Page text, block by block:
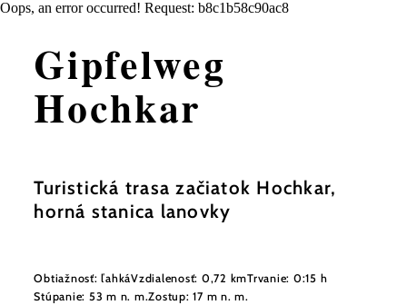
Oops, an error occurred! Request: b8c1b58c90ac8
Gipfelweg
Hochkar
Turistická trasa začiatok Hochkar,
horná stanica lanovky
Obtiažnosť: ľahkáVzdialenosť: 0,72 kmTrvanie: 0:15 h
Stúpanie: 53 m n. m.Zostup: 17 m n. m.